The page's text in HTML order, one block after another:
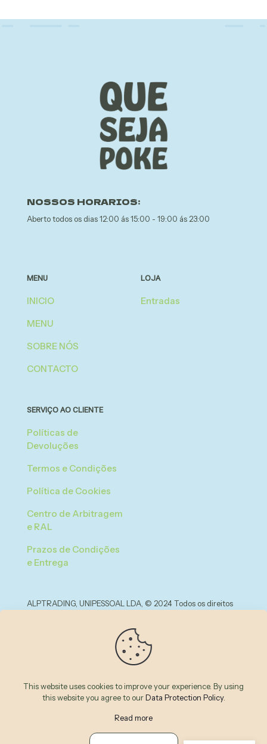
NOSSOS HORARIOS:
Aberto todos os dias 12:00 ás 15:00 - 19:00 ás 23:00
MENU
INICIO
MENU
SOBRE NÓS
CONTACTO
LOJA
Entradas
SERVIÇO AO CLIENTE
Políticas de
Devoluções
Termos e Condições
Política de Cookies
Centro de Arbitragem
e RAL
Prazos de Condições
e Entrega
ALPTRADING, UNIPESSOAL LDA, © 2024 Todos os direitos
Desenvolvido por ❤ Mr Urbina ® #LeadingWithCreativity
This website uses cookies to improve your experience. By using
this website you agree to ourData Protection Policy.
Read more